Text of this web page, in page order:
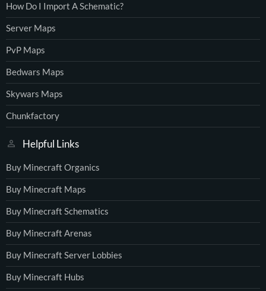
How Do I Import A Schematic?
Server Maps
PvP Maps
Bedwars Maps
Skywars Maps
Chunkfactory
Helpful Links
Buy Minecraft Organics
Buy Minecraft Maps
Buy Minecraft Schematics
Buy Minecraft Arenas
Buy Minecraft Server Lobbies
Buy Minecraft Hubs